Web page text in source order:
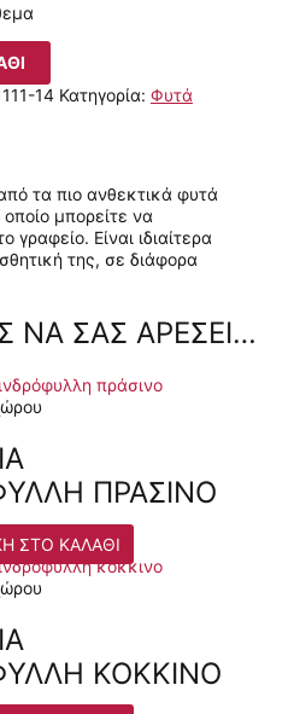
14 Κατηγορία: Φυτά
τα πιο ανθεκτικά φυτά
μπορείτε να
γραφείο. Είναι ιδιαίτερα
της, σε διάφορα
ΝΑ ΣΑΣ ΑΡΈΣΕΙ…
ΠΡΆΣΙΝΟ
ΣΤΟ ΚΑΛΆΘΙ
ΚΌΚΚΙΝΟ